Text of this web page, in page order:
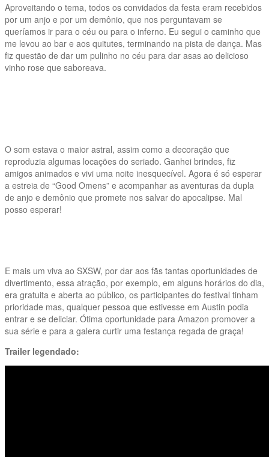
Aproveitando o tema, todos os convidados da festa eram recebidos
por um anjo e por um demônio, que nos perguntavam se
queríamos ir para o céu ou para o inferno. Eu segui o caminho que
me levou ao bar e aos quitutes, terminando na pista de dança. Mas
fiz questão de dar um pulinho no céu para dar asas ao delicioso
vinho rose que saboreava.
O som estava o maior astral, assim como a decoração que
reproduzia algumas locações do seriado. Ganhei brindes, fiz
amigos animados e vivi uma noite inesquecível. Agora é só esperar
a estreia de “Good Omens” e acompanhar as aventuras da dupla
de anjo e demônio que promete nos salvar do apocalipse. Mal
posso esperar!
E mais um viva ao SXSW, por dar aos fãs tantas oportunidades de
divertimento, essa atração, por exemplo, em alguns horários do dia,
era gratuita e aberta ao público, os participantes do festival tinham
prioridade mas, qualquer pessoa que estivesse em Austin podia
entrar e se deliciar. Ótima oportunidade para Amazon promover a
sua série e para a galera curtir uma festança regada de graça!
Trailer legendado: